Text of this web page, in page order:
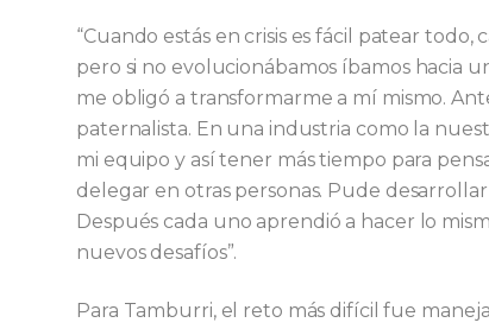
“Cuando estás en crisis es fácil patear
pero si no evolucionábamos íbamos hacia
me obligó a transformarme a mí mismo.
paternalista. En una industria como la
mi equipo y así tener más tiempo para
delegar en otras personas. Pude
Después cada uno aprendió a hacer lo
nuevos desafíos”.
Para Tamburri, el reto más difícil fue